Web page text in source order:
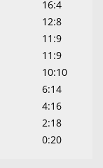
16:4
12:8
11:9
11:9
10:10
6:14
4:16
2:18
0:20